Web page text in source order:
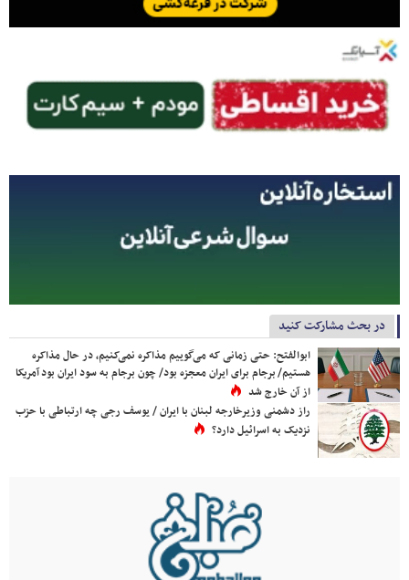
در بحث مشارکت کنید
ابوالفتح: حتی زمانی که می‌گوییم مذاکره نمی‌کنیم، در حال مذاکره
هستیم/ برجام برای ایران معجزه بود/ چون برجام به سود ایران بود آمریکا
از آن خارج شد
راز دشمنی وزیرخارجه لبنان با ایران / یوسف رجی چه ارتباطی با حزب
نزدیک به اسرائیل دارد؟